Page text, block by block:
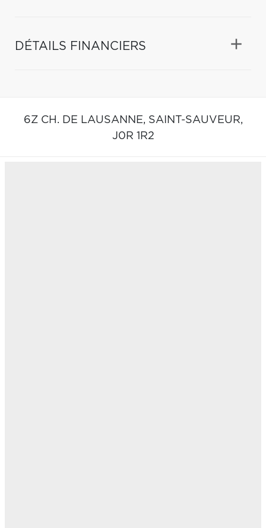
DÉTAILS FINANCIERS
6Z CH. DE LAUSANNE, SAINT-SAUVEUR,
J0R 1R2